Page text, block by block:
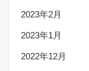
2023年2月
2023年1月
2022年12月